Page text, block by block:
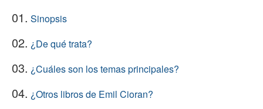
01. Sinopsis
02. ¿De qué trata?
03. ¿Cuáles son los temas principales?
04. ¿Otros libros de Emil Cioran?